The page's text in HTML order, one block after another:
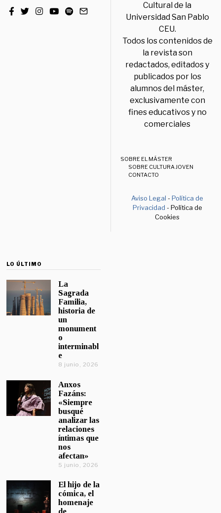
Cultural de la
Universidad San Pablo
CEU.
Todos los contenidos de
la revista son
redactados, editados y
publicados por los
alumnos del máster,
exclusivamente con
fines educativos y no
comerciales
SOBRE EL MÁSTER
SOBRE CULTURA JOVEN
CONTACTO
Aviso Legal -Política de
Privacidad - Política de
Cookies
LO ÚLTIMO
La
Sagrada
Familia,
historia de
un
monument
o
interminabl
e
8 junio, 2026
Anxos
Fazáns:
«Siempre
busqué
analizar las
relaciones
íntimas que
nos
afectan»
5 junio, 2026
El hijo de la
cómica, el
homenaje